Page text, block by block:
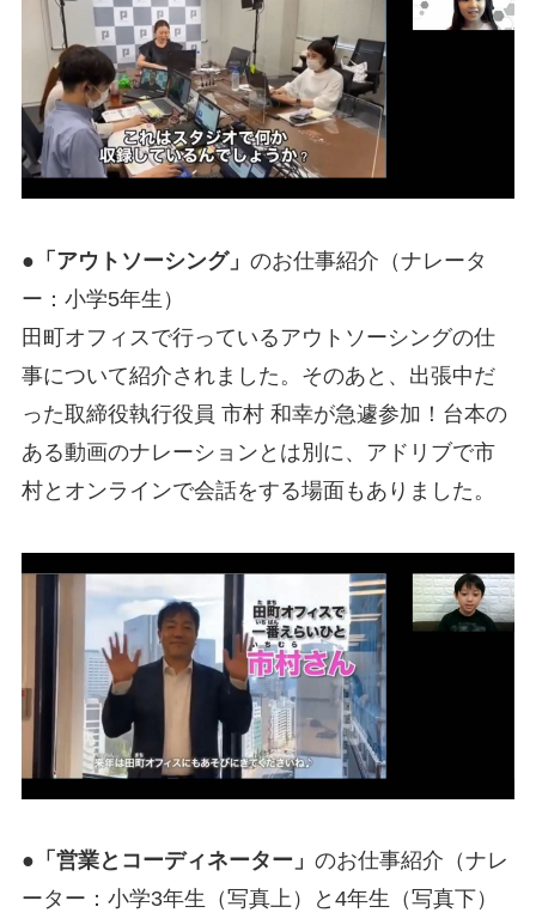
●「アウトソーシング」 のお仕事紹介（ナレータ
ー：小学5年生）
田町オフィスで行っているアウトソーシングの仕
事について紹介されました。そのあと、出張中だ
った取締役執行役員 市村 和幸が急遽参加！台本の
ある動画のナレーションとは別に、アドリブで市
村とオンラインで会話をする場面もありました。
●「営業とコーディネーター」 のお仕事紹介（ナレ
ーター：小学3年生（写真上）と4年生（写真下）